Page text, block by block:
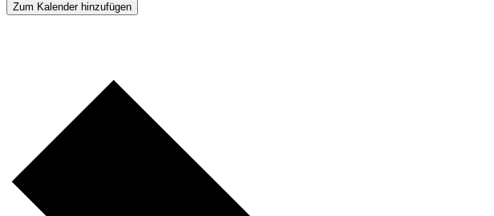
Zum Kalender hinzufügen